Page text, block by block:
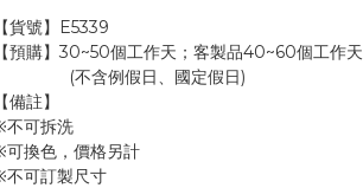
【貨號】E5339
【預購】30~50個工作天；客製品40~60個工作天
                (不含例假日、國定假日)
【備註】
可拆洗
換色，價格另計
可訂製尺寸